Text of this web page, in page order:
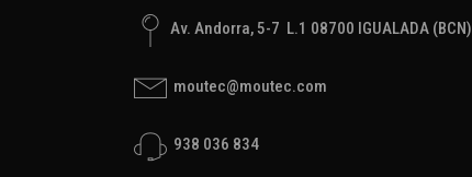
Av. Andorra, 5-7 L.1 08700 IGUALADA (BCN)
moutec@moutec.com
938 036 834